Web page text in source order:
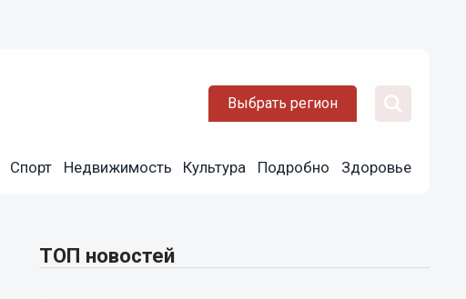
Выбрать регион
Спорт Недвижимость Культура Подробно Здоровье
ТОП новостей